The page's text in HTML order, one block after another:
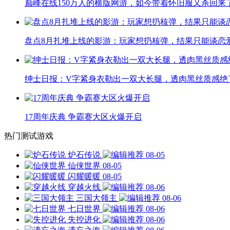
巅峰在线150万人的横版网游，如今带着怀旧服又杀回来
盘点8月扎堆上线的影游：玩家想扔核弹，结果只能谈恋
绅士日报：V字紧身衣勒出一双大长腿，透肉黑丝质感绝
17周年庆典 争霸赛大区火爆开启
热门测试游戏
炉石传说
08-05
仙侠世界 08-05
闪耀暖暖 08-05
穿越火线
08-06
三国大领主
08-06
七日世界
08-06
失控进化
08-06